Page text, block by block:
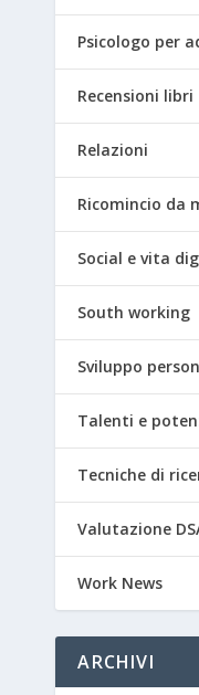
Psicologo per
Recensioni libri
Relazioni
Ricomincio da
Social e vita
South working
Sviluppo
Talenti e
Tecniche di
Valutazione
Work News
ARCHIVI